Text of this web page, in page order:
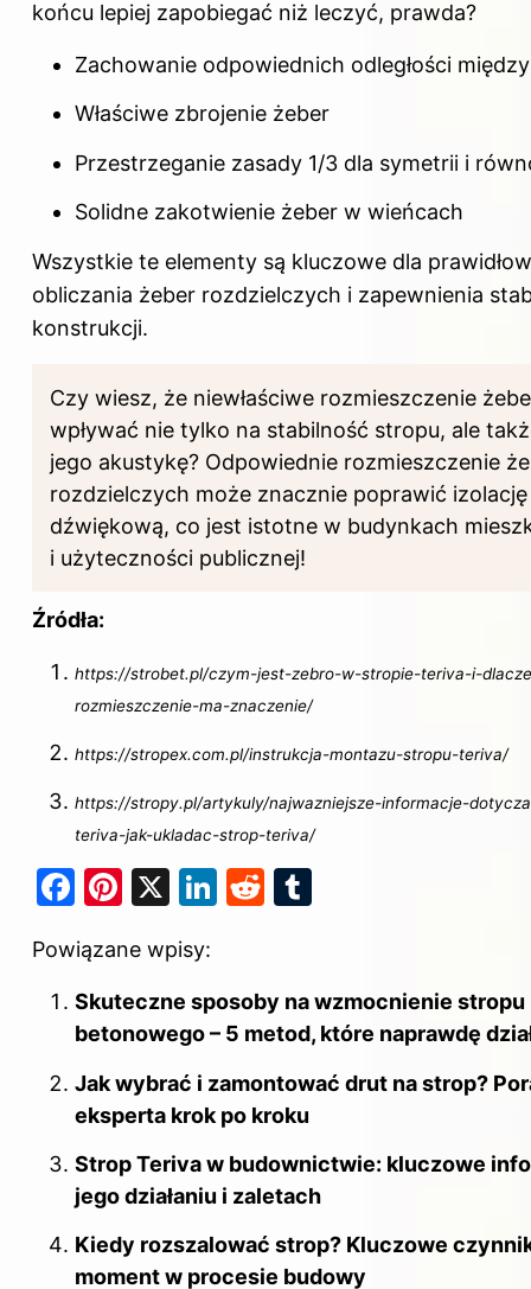
końcu lepiej zapobiegać niż leczyć, prawda?
Zachowanie odpowiednich odległości
Właściwe zbrojenie żeber
Przestrzeganie zasady 1/3 dla symetrii i
Solidne zakotwienie żeber w wieńcach
Wszystkie te elementy są kluczowe dla
obliczania żeber rozdzielczych i zapewnienia
konstrukcji.
Czy wiesz, że niewłaściwe rozmieszczenie
wpływać nie tylko na stabilność stropu, ale
jego akustykę? Odpowiednie rozmieszczenie
rozdzielczych może znacznie poprawić izolację
dźwiękową, co jest istotne w budynkach
i użyteczności publicznej!
Źródła:
https://strobet.pl/czym-jest-zebro-w-stropie-teriva-i-
rozmieszczenie-ma-znaczenie/
https://stropex.com.pl/instrukcja-montazu-stropu-teriva/
https://stropy.pl/artykuly/najwazniejsze-informacje-
teriva-jak-ukladac-strop-teriva/
F
c
e
b
o
o
k
Pi
er
e
st
X
Li
e
dI
n
R
di
t
bl
r
Powiązane wpisy:
Skuteczne sposoby na wzmocnienie stropu
betonowego – 5 metod, które naprawdę
Jak wybrać i zamontować drut na strop?
eksperta krok po kroku
Strop Teriva w budownictwie: kluczowe
jego działaniu i zaletach
Kiedy rozszalować strop? Kluczowe
moment w procesie budowy